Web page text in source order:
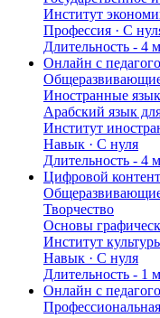
Институт
Профессия · C
Длительность - 4
Онлайн с
Иностранные
Арабский язык
Институт
Навык · C нуля
Длительность - 4
Цифровой контент
Творчество
Основы
Институт
Навык · C нуля
Длительность - 1
Онлайн с